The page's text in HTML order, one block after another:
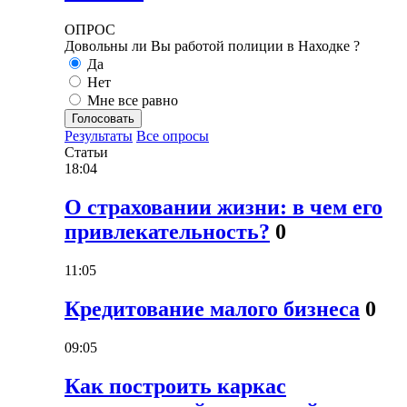
ОПРОС
Довольны ли Вы работой полиции в Находке ?
Да
Нет
Мне все равно
Голосовать
Результаты Все опросы
Статьи
18:04
О страховании жизни: в чем его
привлекательность? 0
11:05
Кредитование малого бизнеса 0
09:05
Как построить каркас